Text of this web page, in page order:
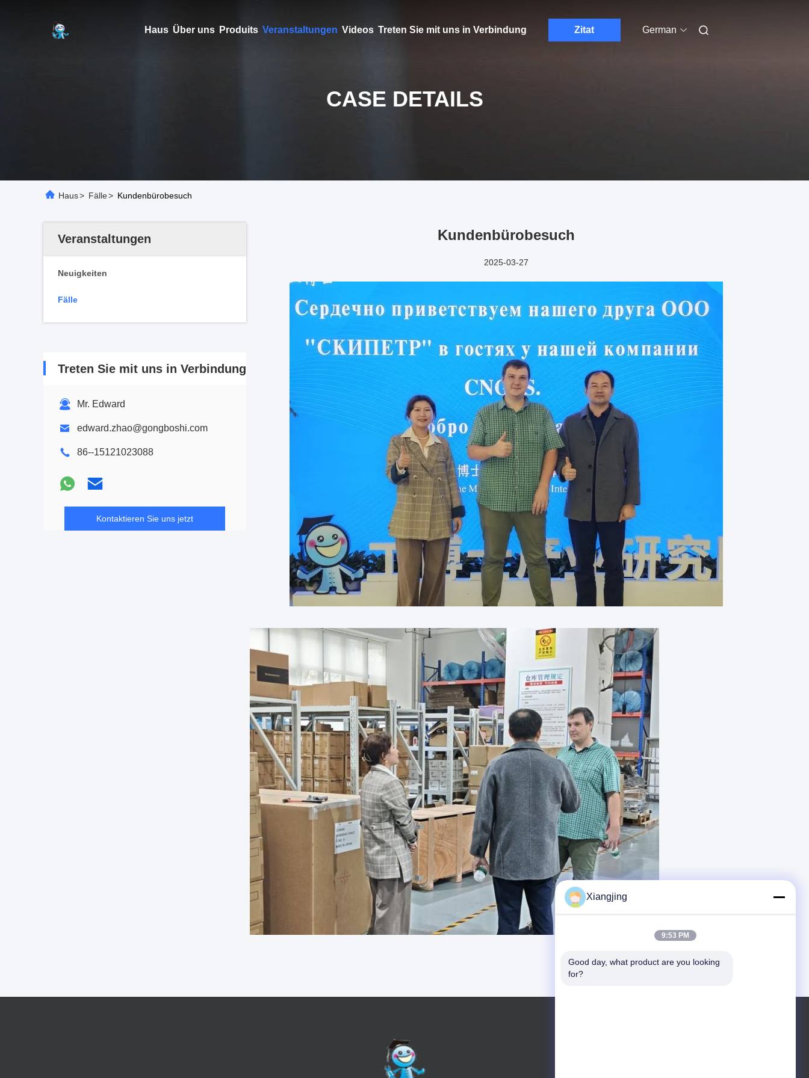
Haus Über uns Produits Veranstaltungen Videos Treten Sie mit uns in Verbindung Zitat German
CASE DETAILS
Haus> Fälle> Kundenbürobesuch
Veranstaltungen
Neuigkeiten
Fälle
Treten Sie mit uns in Verbindung
Mr. Edward
edward.zhao@gongboshi.com
86--15121023088
Kontaktieren Sie uns jetzt
Kundenbürobesuch
2025-03-27
Xiangjing
9:53 PM
Good day, what product are you looking
for?